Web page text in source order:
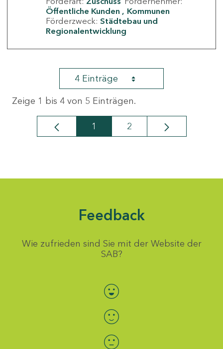
Öffentliche Kunden
Kommunen
Förderzweck: Städtebau und
Regionalentwicklung
4 Einträge
Zeige 1 bis 4 von 5 Einträgen.
Seite
1 Seite
2
Feedback
Wie zufrieden sind Sie mit der Website der
SAB?
Bewertung auswählen